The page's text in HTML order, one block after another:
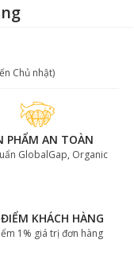
Omaha cũng có
cho bữa ăn hằng
hãng độc
phân phối các loại
Omaha tại Việt
Chủ nhật)
PHẨM AN TOÀN
GlobalGap, Organic
KHÁCH HÀNG
1% giá trị đơn hàng